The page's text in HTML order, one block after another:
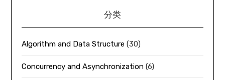
分类
Algorithm and Data Structure (30)
Concurrency and Asynchronization (6)